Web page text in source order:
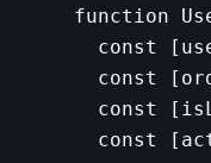
function
const
const
const
const